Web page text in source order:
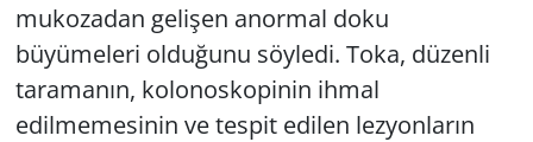
mukozadan gelişen anormal doku
büyümeleri olduğunu söyledi. Toka, düzenli
taramanın, kolonoskopinin ihmal
edilmemesinin ve tespit edilen lezyonların